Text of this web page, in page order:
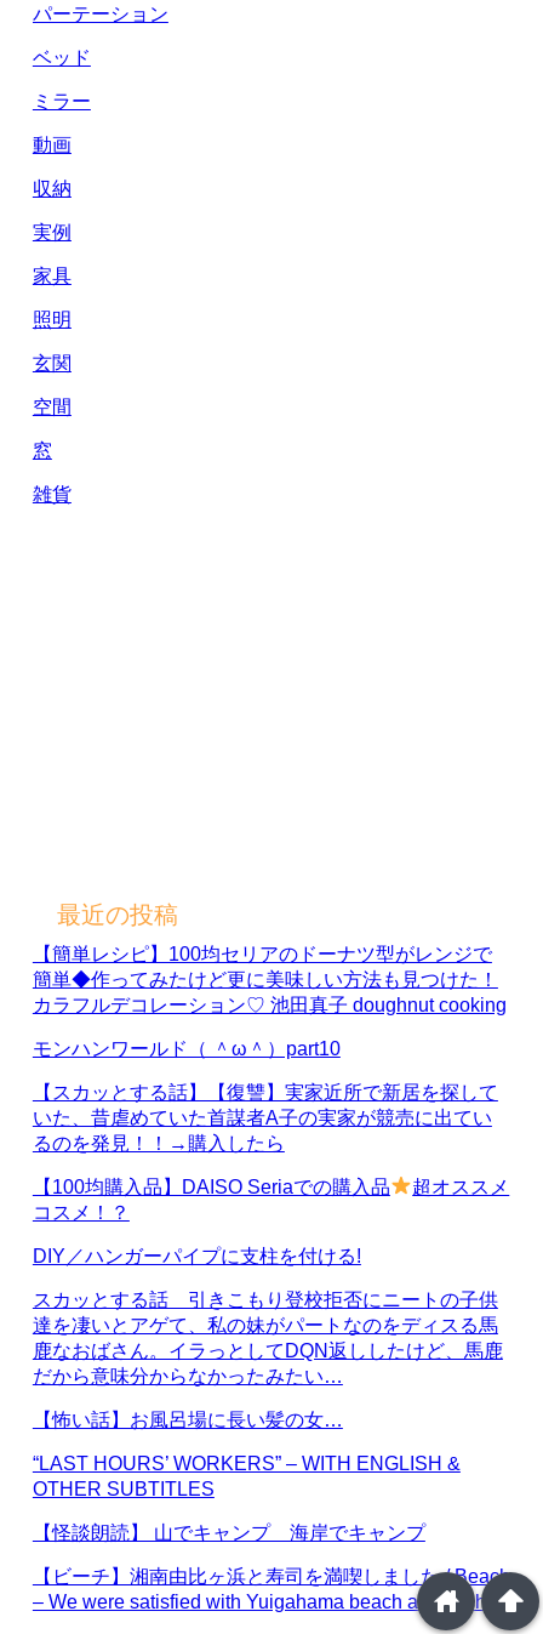
パーテーション
ベッド
ミラー
動画
収納
実例
家具
照明
玄関
空間
窓
雑貨
最近の投稿
【簡単レシピ】100均セリアのドーナツ型がレンジで
簡単◆作ってみたけど更に美味しい方法も見つけた！
カラフルデコレーション♡ 池田真子 doughnut cooking
モンハンワールド（ ＾ω＾）part10
【スカッとする話】【復讐】実家近所で新居を探して
いた、昔虐めていた首謀者A子の実家が競売に出てい
るのを発見！！→購入したら
【100均購入品】DAISO Seriaでの購入品
超オススメ
コスメ！？
DIY／ハンガーパイプに支柱を付ける!
スカッとする話 引きこもり登校拒否にニートの子供
達を凄いとアゲて、私の妹がパートなのをディスる馬
鹿なおばさん。イラっとしてDQN返ししたけど、馬鹿
だから意味分からなかったみたい…
【怖い話】お風呂場に長い髪の女…
“LAST HOURS’ WORKERS” – WITH ENGLISH &
OTHER SUBTITLES
【怪談朗読】 山でキャンプ 海岸でキャンプ
【ビーチ】湘南由比ヶ浜と寿司を満喫しました / Beach
– We were satisfied with Yuigahama beach and sushi
arrowup
home